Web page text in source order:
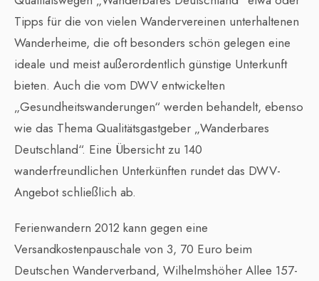
Tipps für die von vielen Wandervereinen unterhaltenen
Wanderheime, die oft besonders schön gelegen eine
ideale und meist außerordentlich günstige Unterkunft
bieten. Auch die vom DWV entwickelten
„Gesundheitswanderungen“ werden behandelt, ebenso
wie das Thema Qualitätsgastgeber „Wanderbares
Deutschland“. Eine Übersicht zu 140
wanderfreundlichen Unterkünften rundet das DWV-
Angebot schließlich ab.
Ferienwandern 2012 kann gegen eine
Versandkostenpauschale von 3, 70 Euro beim
Deutschen Wanderverband, Wilhelmshöher Allee 157-